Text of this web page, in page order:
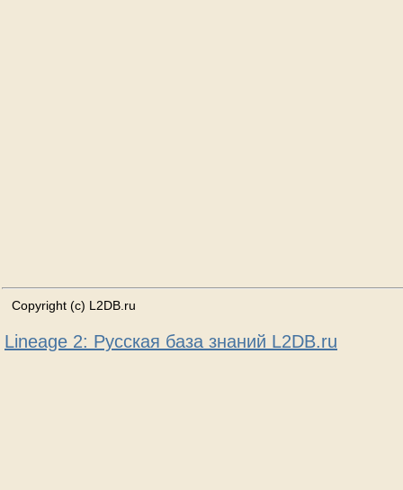
Copyright (c) L2DB.ru
Lineage 2: Русская база знаний L2DB.ru